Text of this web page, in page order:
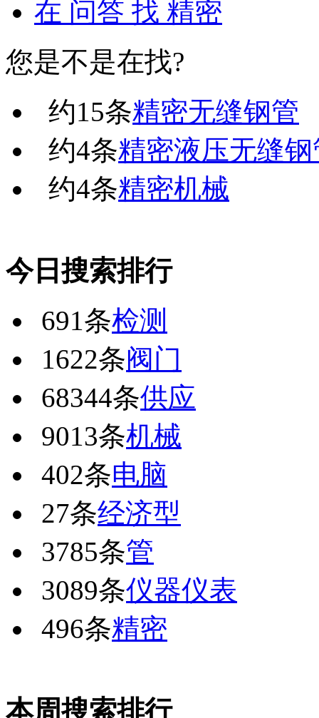
在 问答 找 精密
您是不是在找?
约15条精密无缝钢管
约4条精密液压无缝钢
约4条精密机械
今日搜索排行
691条检测
1622条阀门
68344条供应
9013条机械
402条电脑
27条经济型
3785条管
3089条仪器仪表
496条精密
本周搜索排行